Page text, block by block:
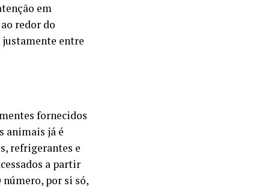
em
redor do
justamente entre
fornecidos
animais já é
refrigerantes e
a partir
por si só,